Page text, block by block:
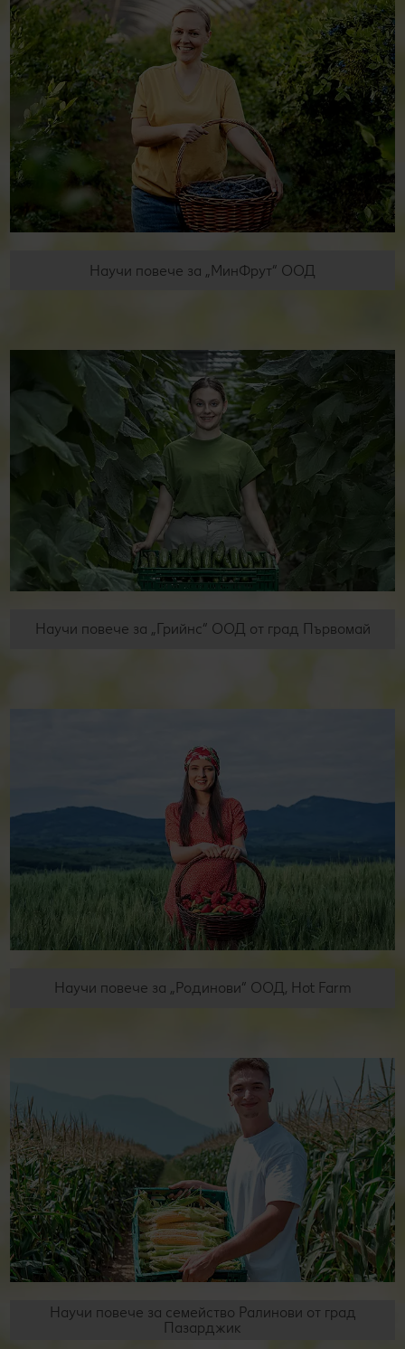
Научи повече за „МинФрут“ ООД
Научи повече за „Грийнс“ ООД от град Първомай
Научи повече за „Родинови“ ООД, Hot Farm
Научи повече за семейство Ралинови от град
Пазарджик